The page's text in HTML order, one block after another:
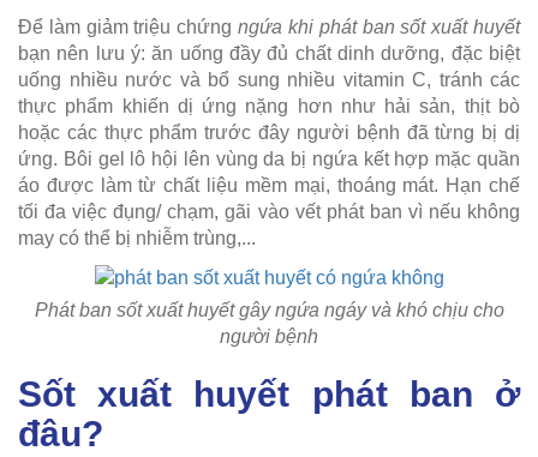
Để làm giảm triệu chứngngứa khi phát ban sốt xuất huyết
bạn nên lưu ý: ăn uống đầy đủ chất dinh dưỡng, đặc biệt
uống nhiều nước và bổ sung nhiều vitamin C, tránh các
thực phẩm khiến dị ứng nặng hơn như hải sản, thịt bò
hoặc các thực phẩm trước đây người bệnh đã từng bị dị
ứng. Bôi gel lô hội lên vùng da bị ngứa kết hợp mặc quần
áo được làm từ chất liệu mềm mại, thoáng mát. Hạn chế
tối đa việc đụng/ chạm, gãi vào vết phát ban vì nếu không
may có thể bị nhiễm trùng,...
Phát ban sốt xuất huyết gây ngứa ngáy và khó chịu cho
người bệnh
Sốt xuất huyết phát ban ở
đâu?